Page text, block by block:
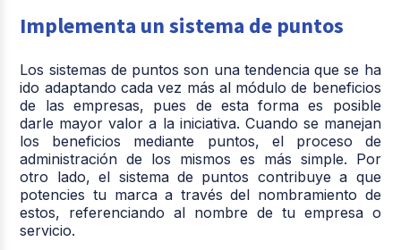
Implementa un sistema de puntos
Los sistemas de puntos son una tendencia que se ha
ido adaptando cada vez más al módulo de beneficios
de las empresas, pues de esta forma es posible
darle mayor valor a la iniciativa. Cuando se manejan
los beneficios mediante puntos, el proceso de
administración de los mismos es más simple. Por
otro lado, el sistema de puntos contribuye a que
potencies tu marca a través del nombramiento de
estos, referenciando al nombre de tu empresa o
servicio.